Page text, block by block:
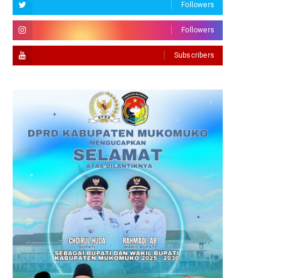
Followers
Followers
Subscribers